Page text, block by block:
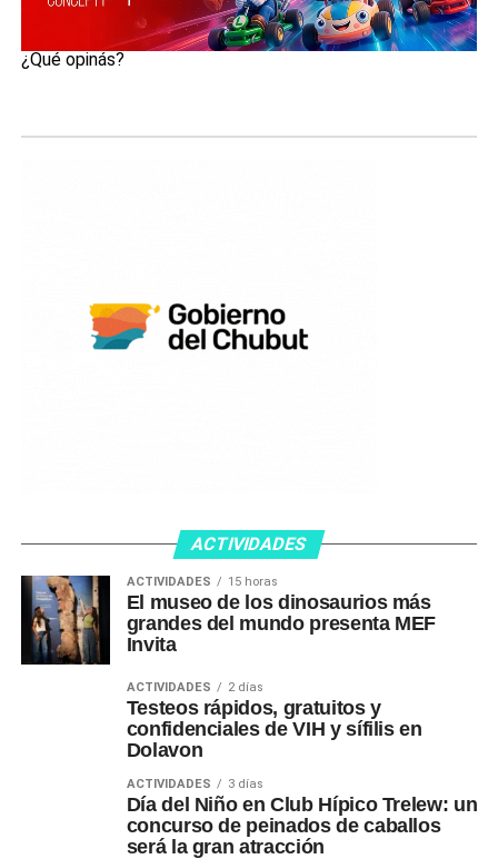
¿Qué opinás?
ACTIVIDADES
ACTIVIDADES 15 horas
El museo de los dinosaurios más
grandes del mundo presenta MEF
Invita
ACTIVIDADES 2 días
Testeos rápidos, gratuitos y
confidenciales de VIH y sífilis en
Dolavon
ACTIVIDADES 3 días
Día del Niño en Club Hípico Trelew: un
concurso de peinados de caballos
será la gran atracción